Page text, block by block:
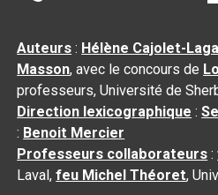
Auteurs : Hélène Cajolet-
Masson, avec le concours de
professeurs, Université de
Direction lexicographique :
: Benoit Mercier
Professeurs collaborateurs :
Laval,feu Michel Théoret,